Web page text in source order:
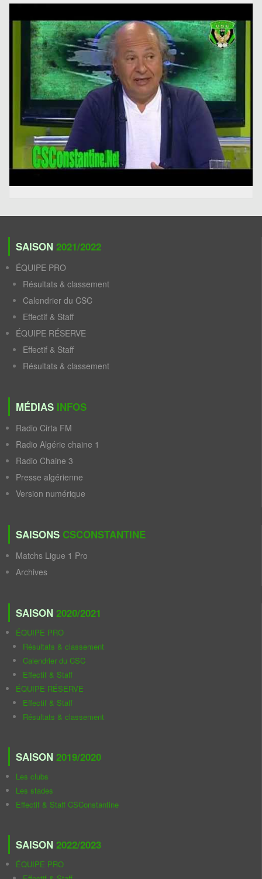
SAISON 2021/2022
ÉQUIPE PRO
Résultats & classement
Calendrier du CSC
Effectif & Staff
ÉQUIPE RÉSERVE
Effectif & Staff
Résultats & classement
MÉDIAS INFOS
Radio Cirta FM
Radio Algérie chaine 1
Radio Chaine 3
Presse algérienne
Version numérique
SAISONS CSCONSTANTINE
Matchs Ligue 1 Pro
Archives
SAISON 2020/2021
ÉQUIPE PRO
Résultats & classement
Calendrier du CSC
Effectif & Staff
ÉQUIPE RÉSERVE
Effectif & Staff
Résultats & classement
SAISON 2019/2020
Les clubs
Les stades
Effectif & Staff CSConstantine
SAISON 2022/2023
ÉQUIPE PRO